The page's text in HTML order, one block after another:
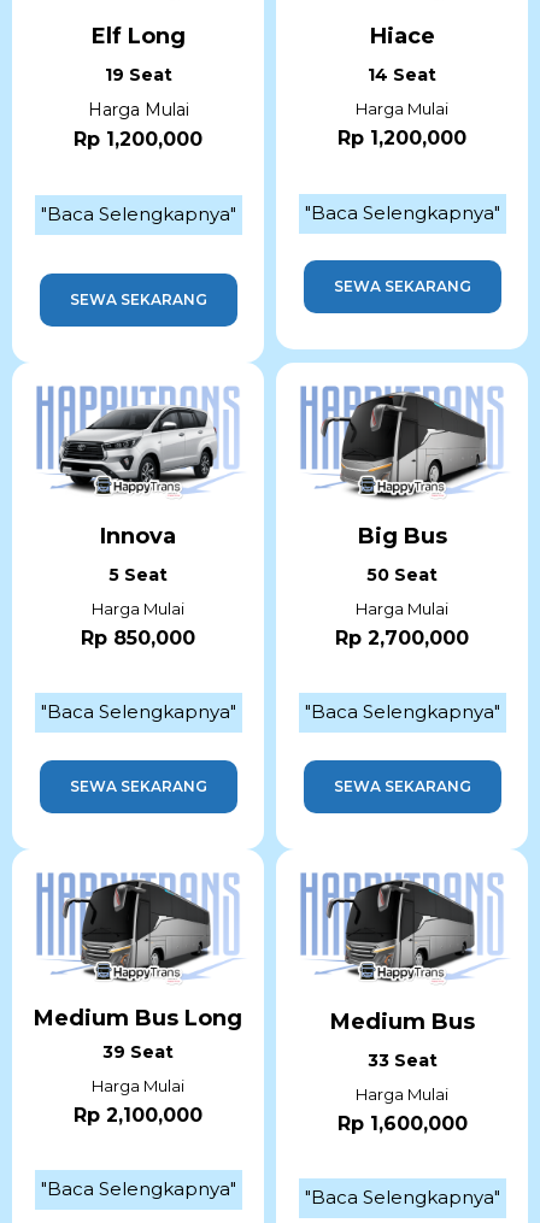
Elf Long
19 Seat
Harga Mulai
Rp 1,200,000
"Baca Selengkapnya"
SEWA SEKARANG
Hiace
14 Seat
Harga Mulai
Rp 1,200,000
"Baca Selengkapnya"
SEWA SEKARANG
Innova
5 Seat
Harga Mulai
Rp 850,000
"Baca Selengkapnya"
SEWA SEKARANG
Big Bus
50 Seat
Harga Mulai
Rp 2,700,000
"Baca Selengkapnya"
SEWA SEKARANG
Medium Bus Long
39 Seat
Harga Mulai
Rp 2,100,000
"Baca Selengkapnya"
Medium Bus
33 Seat
Harga Mulai
Rp 1,600,000
"Baca Selengkapnya"